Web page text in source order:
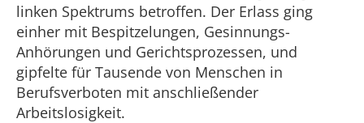
linken Spektrums betroffen. Der Erlass ging
einher mit Bespitzelungen, Gesinnungs-
Anhörungen und Gerichtsprozessen, und
gipfelte für Tausende von Menschen in
Berufsverboten mit anschließender
Arbeitslosigkeit.